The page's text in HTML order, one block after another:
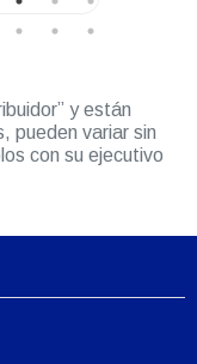
y están
pueden variar sin
con su ejecutivo